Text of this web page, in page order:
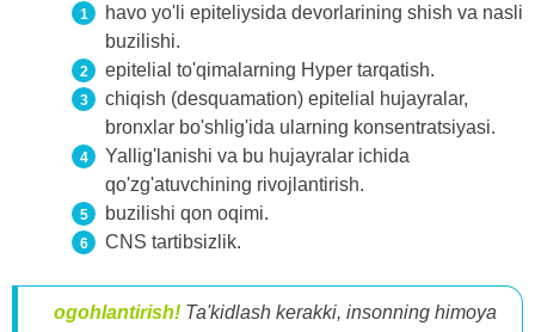
havo yo'li epiteliysida devorlarining shish va nasli
buzilishi.
epitelial to'qimalarning Hyper tarqatish.
chiqish (desquamation) epitelial hujayralar,
bronxlar bo'shlig'ida ularning konsentratsiyasi.
Yallig'lanishi va bu hujayralar ichida
qo'zg'atuvchining rivojlantirish.
buzilishi qon oqimi.
CNS tartibsizlik.
ogohlantirish! Ta'kidlash kerakki, insonning himoya